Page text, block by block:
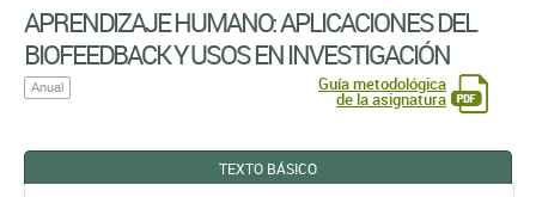
APRENDIZAJE HUMANO: APLICACIONES DEL
BIOFEEDBACK Y USOS EN INVESTIGACIÓN
Anual Guía metodológica
de la asignatura
TEXTO BÁSICO